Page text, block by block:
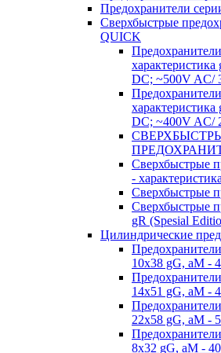
Предохранители
Сверхбыстрые
QUICK
DC; ~500V AC/
DC; ~400V AC/
Сверхбыстрые
-
Сверхбыстрые
Сверхбыстрые
gR (Spesial
Цилиндрические
10x38 gG, aM -
14x51 gG, aM -
22x58 gG, aM -
8x32 gG, aM -